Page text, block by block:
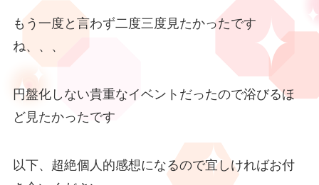
もう一度と言わず二度三度見たかったです
ね、、、
円盤化しない貴重なイベントだったので浴びるほ
ど見たかったです
以下、超絶個人的感想になるので宜しければお付